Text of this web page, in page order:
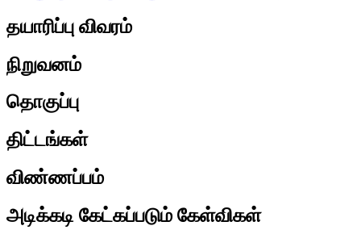
தயாரிப்பு விவரம்
நிறுவனம்
தொகுப்பு
திட்டங்கள்
விண்ணப்பம்
அடிக்கடி கேட்கப்படும் கேள்விகள்